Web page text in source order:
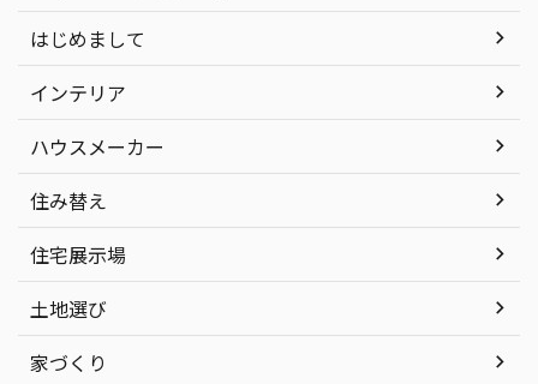
はじめまして
インテリア
ハウスメーカー
住み替え
住宅展示場
土地選び
家づくり